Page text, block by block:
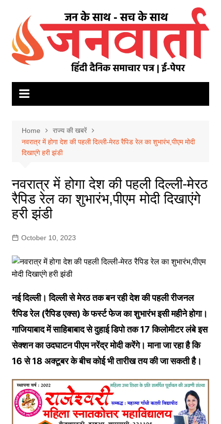
content
Home
राज्य की खबरें
नवरात्र में होगा देश की पहली दिल्ली-मेरठ रैपिड रेल का शुभारंभ,पीएम मोदी
दिखाएंगे हरी झंडी
नवरात्र में होगा देश की पहली दिल्ली-मेरठ
रैपिड रेल का शुभारंभ,पीएम मोदी दिखाएंगे
हरी झंडी
October 10, 2023
नई दिल्ली। दिल्ली से मेरठ तक बन रही देश की पहली रीजनल
रैपिड रेल (रैपिड एक्स) के फर्स्ट फेज का शुभारंभ इसी महीने होगा।
गाजियाबाद में साहिबाबाद से दुहाई डिपो तक 17 किलोमीटर लंबे इस
सेक्शन का उदघाटन पीएम नरेंद्र मोदी करेंगे। माना जा रहा है कि
16 से 18 अक्टूबर के बीच कोई भी तारीख तय की जा सकती है।